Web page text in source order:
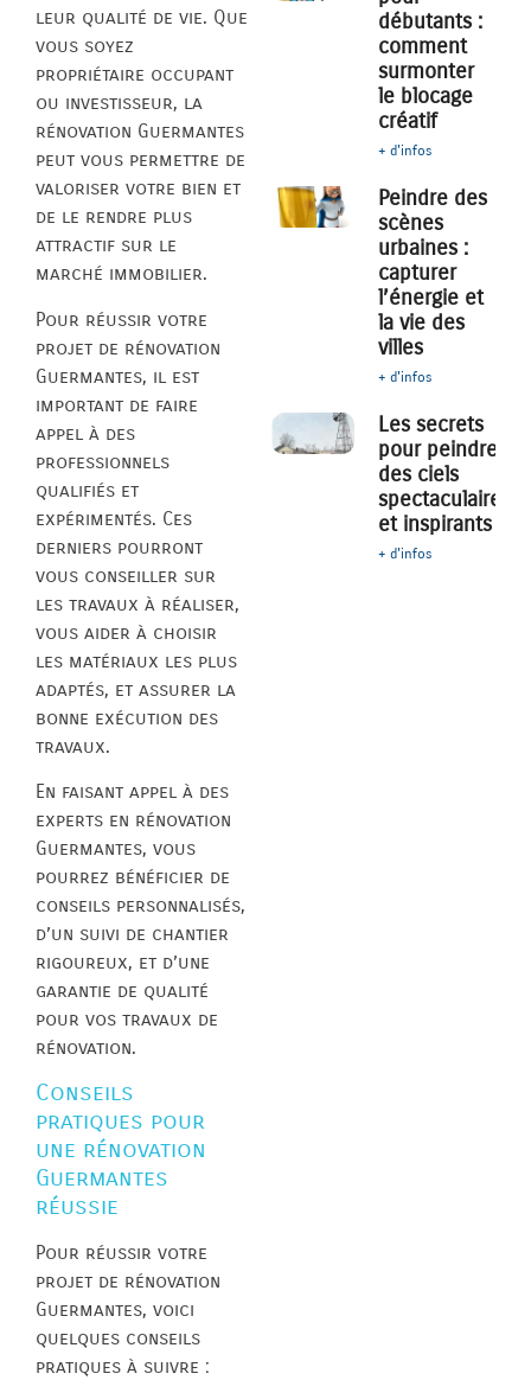
leur qualité de vie. Que
vous soyez
propriétaire occupant
ou investisseur, la
rénovation Guermantes
peut vous permettre de
valoriser votre bien et
de le rendre plus
attractif sur le
marché immobilier.
Pour réussir votre
projet de rénovation
Guermantes, il est
important de faire
appel à des
professionnels
qualifiés et
expérimentés. Ces
derniers pourront
vous conseiller sur
les travaux à réaliser,
vous aider à choisir
les matériaux les plus
adaptés, et assurer la
bonne exécution des
travaux.
En faisant appel à des
experts en rénovation
Guermantes, vous
pourrez bénéficier de
conseils personnalisés,
d’un suivi de chantier
rigoureux, et d’une
garantie de qualité
pour vos travaux de
rénovation.
Conseils
pratiques pour
une rénovation
Guermantes
réussie
Pour réussir votre
projet de rénovation
Guermantes, voici
quelques conseils
pratiques à suivre :
débutants :
comment
surmonter
le blocage
créatif
+ d'infos
Peindre des
scènes
urbaines :
capturer
l’énergie et
la vie des
villes
+ d'infos
Les secrets
pour peindre
des ciels
spectaculaires
et inspirants
+ d'infos